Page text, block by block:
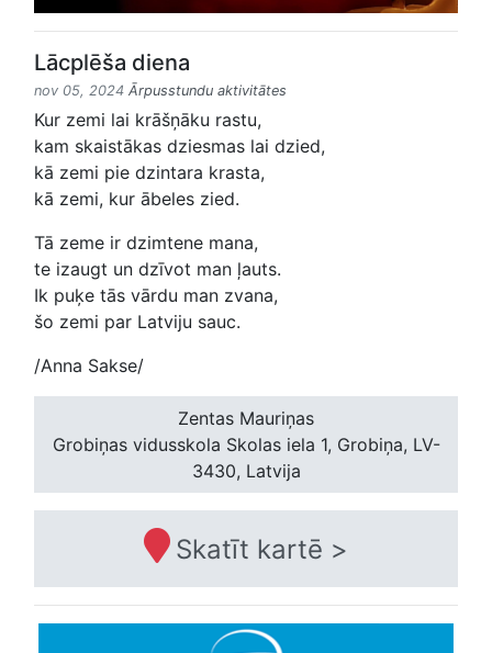
Lācplēša diena
nov 05, 2024 Ārpusstundu aktivitātes
Kur zemi lai krāšņāku rastu,
kam skaistākas dziesmas lai dzied,
kā zemi pie dzintara krasta,
kā zemi, kur ābeles zied.
Tā zeme ir dzimtene mana,
te izaugt un dzīvot man ļauts.
Ik puķe tās vārdu man zvana,
šo zemi par Latviju sauc.
/Anna Sakse/
Zentas Mauriņas
Grobiņas vidusskola Skolas iela 1, Grobiņa, LV-
3430, Latvija
Skatīt kartē >